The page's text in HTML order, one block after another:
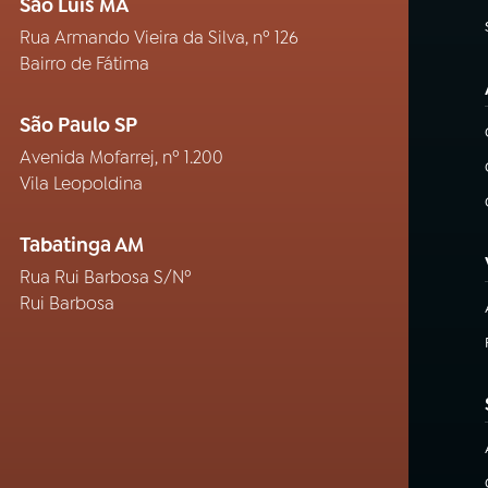
São Luís MA
Rua Armando Vieira da Silva, nº 126
Bairro de Fátima
São Paulo SP
Avenida Mofarrej, nº 1.200
Vila Leopoldina
Tabatinga AM
Rua Rui Barbosa S/Nº
Rui Barbosa